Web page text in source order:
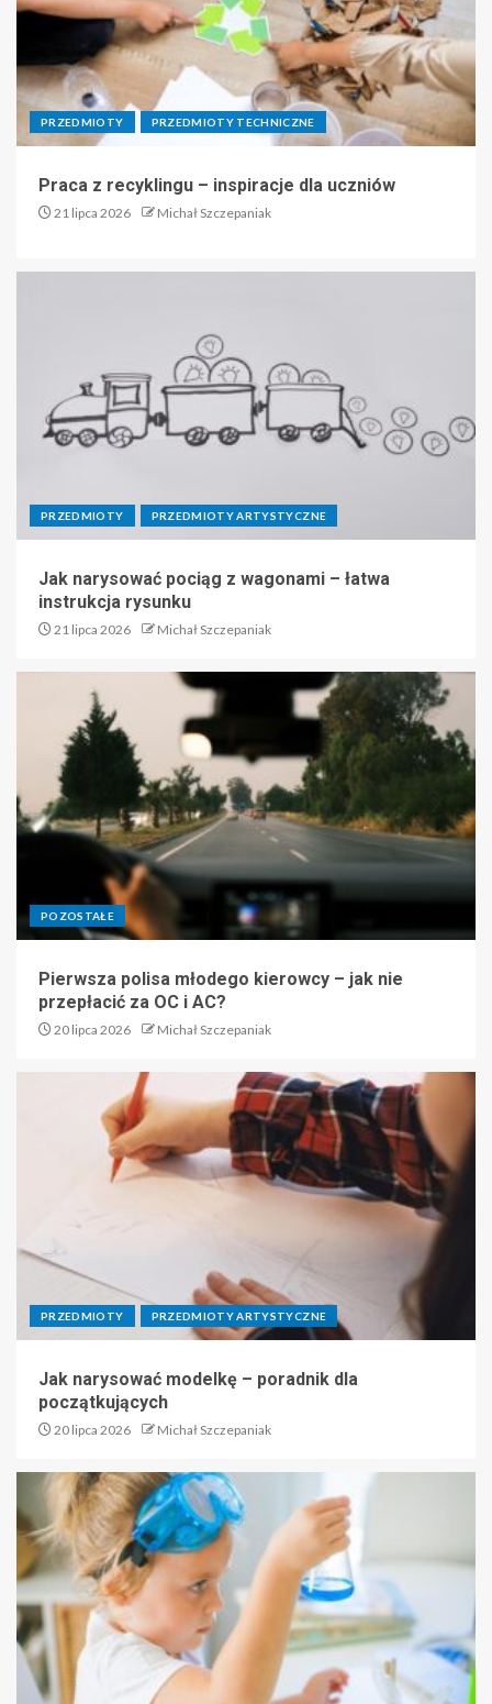
PRZEDMIOTY PRZEDMIOTY TECHNICZNE
Praca z recyklingu – inspiracje dla uczniów
21 lipca 2026 Michał Szczepaniak
PRZEDMIOTY PRZEDMIOTY ARTYSTYCZNE
Jak narysować pociąg z wagonami – łatwa
instrukcja rysunku
21 lipca 2026 Michał Szczepaniak
POZOSTAŁE
Pierwsza polisa młodego kierowcy – jak nie
przepłacić za OC i AC?
20 lipca 2026 Michał Szczepaniak
PRZEDMIOTY PRZEDMIOTY ARTYSTYCZNE
Jak narysować modelkę – poradnik dla
początkujących
20 lipca 2026 Michał Szczepaniak